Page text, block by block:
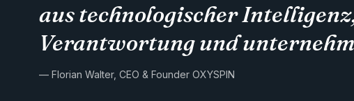
aus technologischer
Verantwortung und
— Florian Walter, CEO & Founder OXYSPIN